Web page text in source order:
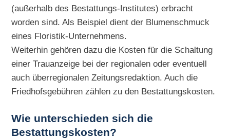
(außerhalb des Bestattungs-Institutes) erbracht
worden sind. Als Beispiel dient der Blumenschmuck
eines Floristik-Unternehmens.
Weiterhin gehören dazu die Kosten für die Schaltung
einer Trauanzeige bei der regionalen oder eventuell
auch überregionalen Zeitungsredaktion. Auch die
Friedhofsgebühren zählen zu den Bestattungskosten.
Wie unterschieden sich die
Bestattungskosten?